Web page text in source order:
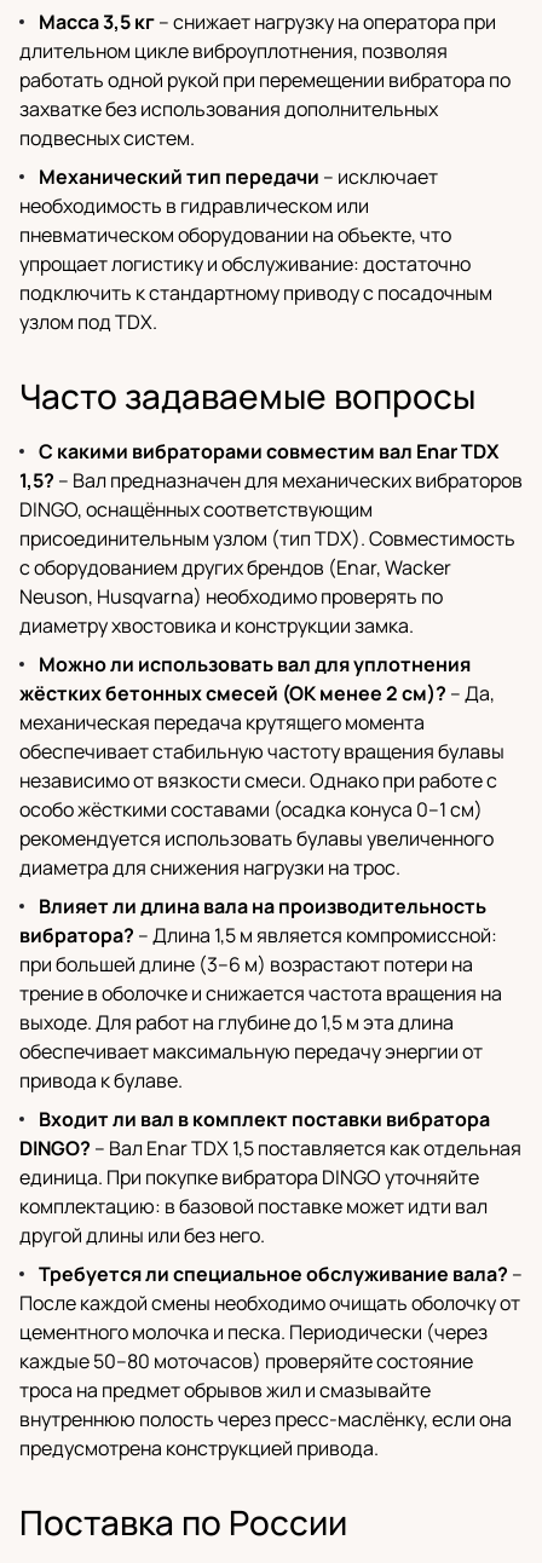
Масса 3,5 кг– снижает нагрузку на оператора при
длительном цикле виброуплотнения, позволяя
работать одной рукой при перемещении вибратора по
захватке без использования дополнительных
подвесных систем.
Механический тип передачи – исключает
необходимость в гидравлическом или
пневматическом оборудовании на объекте, что
упрощает логистику и обслуживание: достаточно
подключить к стандартному приводу с посадочным
узлом под TDX.
Часто задаваемые вопросы
С какими вибраторами совместим вал Enar TDX
1,5? – Вал предназначен для механических вибраторов
DINGO, оснащённых соответствующим
присоединительным узлом (тип TDX). Совместимость
с оборудованием других брендов (Enar, Wacker
Neuson, Husqvarna) необходимо проверять по
диаметру хвостовика и конструкции замка.
Можно ли использовать вал для уплотнения
жёстких бетонных смесей (ОК менее 2 см)? – Да,
механическая передача крутящего момента
обеспечивает стабильную частоту вращения булавы
независимо от вязкости смеси. Однако при работе с
особо жёсткими составами (осадка конуса 0–1 см)
рекомендуется использовать булавы увеличенного
диаметра для снижения нагрузки на трос.
Влияет ли длина вала на производительность
вибратора? – Длина 1,5 м является компромиссной:
при большей длине (3–6 м) возрастают потери на
трение в оболочке и снижается частота вращения на
выходе. Для работ на глубине до 1,5 м эта длина
обеспечивает максимальную передачу энергии от
привода к булаве.
Входит ли вал в комплект поставки вибратора
DINGO? – Вал Enar TDX 1,5 поставляется как отдельная
единица. При покупке вибратора DINGO уточняйте
комплектацию: в базовой поставке может идти вал
другой длины или без него.
Требуется ли специальное обслуживание вала? –
После каждой смены необходимо очищать оболочку от
цементного молочка и песка. Периодически (через
каждые 50–80 моточасов) проверяйте состояние
троса на предмет обрывов жил и смазывайте
внутреннюю полость через пресс-маслёнку, если она
предусмотрена конструкцией привода.
Поставка по России